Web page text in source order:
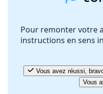
Pour remonter votre
instructions en sens
Vous avez réussi,
Vous